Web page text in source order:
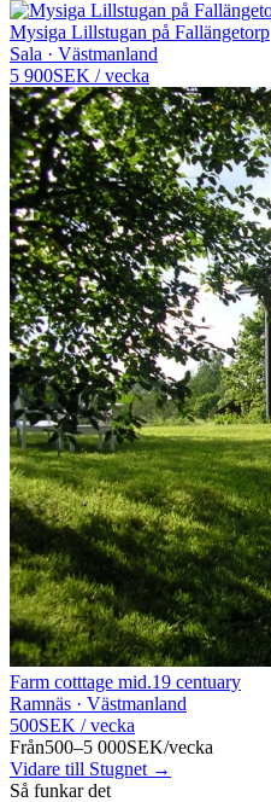
Mysiga Lillstugan på Fallängetorp
Sala · Västmanland
5 900SEK /vecka
Farm cotttage mid.19 centuary
Ramnäs · Västmanland
500SEK /vecka
Från500–5 000SEK/vecka
Vidare till Stugnet →
Så funkar det